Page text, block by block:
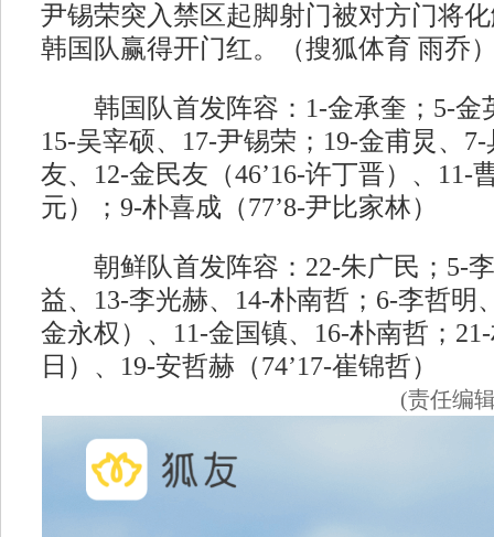
尹锡荣突入禁区起脚射门被对方门将
韩国队赢得开门红。（搜狐体育 雨乔
韩国队首发阵容：1-金承奎；5-金
15-吴宰硕、17-尹锡荣；19-金甫炅、
友、12-金民友（46’16-许丁晋）、11-
元）；9-朴喜成（77’8-尹比家林）
朝鲜队首发阵容：22-朱广民；5-李
益、13-李光赫、14-朴南哲；6-李哲明
金永权）、11-金国镇、16-朴南哲；
日）、19-安哲赫（74’17-崔锦哲）
(责任编